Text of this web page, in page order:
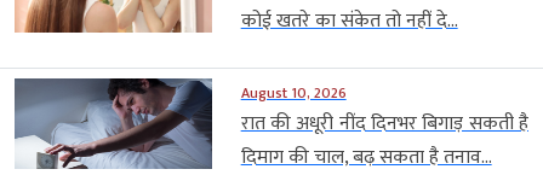
कोई खतरे का संकेत तो नहीं दे...
August 10, 2026
रात की अधूरी नींद दिनभर बिगाड़ सकती है
दिमाग की चाल, बढ़ सकता है तनाव...